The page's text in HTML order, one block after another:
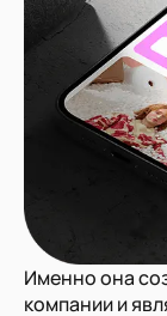
Именно она
компании и